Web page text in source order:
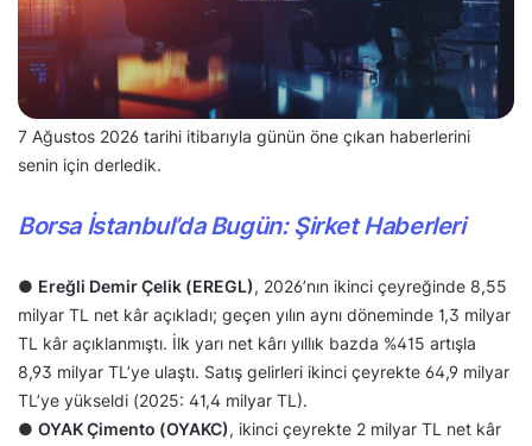
7 Ağustos 2026 tarihi itibarıyla günün öne çıkan haberlerini
senin için derledik.
Borsa İstanbul’da Bugün: Şirket Haberleri
● Ereğli Demir Çelik (EREGL), 2026’nın ikinci çeyreğinde 8,55
milyar TL net kâr açıkladı; geçen yılın aynı döneminde 1,3 milyar
TL kâr açıklanmıştı. İlk yarı net kârı yıllık bazda %415 artışla
8,93 milyar TL’ye ulaştı. Satış gelirleri ikinci çeyrekte 64,9 milyar
TL’ye yükseldi (2025: 41,4 milyar TL).
● OYAK Çimento (OYAKC), ikinci çeyrekte 2 milyar TL net kâr